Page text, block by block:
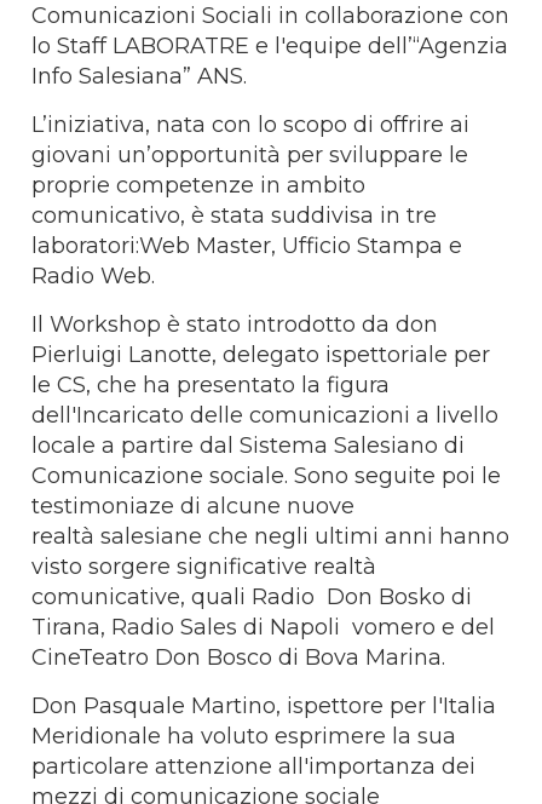
Comunicazioni Sociali in collaborazione con
lo Staff LABORATRE e l'equipe dell’“Agenzia
Info Salesiana” ANS.
L’iniziativa, nata con lo scopo di offrire ai
giovani un’opportunità per sviluppare le
proprie competenze in ambito
comunicativo, è stata suddivisa in tre
laboratori:Web Master, Ufficio Stampa e
Radio Web.
Il Workshop è stato introdotto da don
Pierluigi Lanotte, delegato ispettoriale per
le CS, che ha presentato la figura
dell'Incaricato delle comunicazioni a livello
locale a partire dal Sistema Salesiano di
Comunicazione sociale. Sono seguite poi le
testimoniaze di alcune nuove
realtà salesiane che negli ultimi anni hanno
visto sorgere significative realtà
comunicative, quali Radio Don Bosko di
Tirana, Radio Sales di Napoli vomero e del
CineTeatro Don Bosco di Bova Marina.
Don Pasquale Martino, ispettore per l'Italia
Meridionale ha voluto esprimere la sua
particolare attenzione all'importanza dei
mezzi di comunicazione sociale